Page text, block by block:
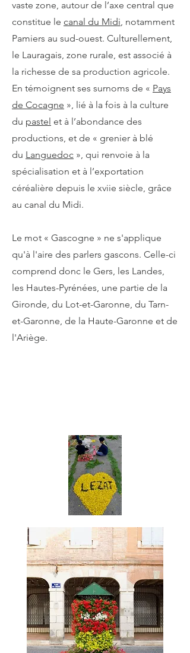
vaste zone, autour de l’axe central que
constitue le canal du Midi, notamment
Pamiers au sud-ouest. Culturellement,
le Lauragais, zone rurale, est associé à
la richesse de sa production agricole.
En témoignent ses surnoms de « Pays
de Cocagne », lié à la fois à la culture
du pastel et à l’abondance des
productions, et de « grenier à blé
du Languedoc », qui renvoie à la
spécialisation et à l’exportation
céréalière depuis le xviie siècle, grâce
au canal du Midi.
Le mot « Gascogne » ne s'applique
qu'à l'aire des parlers gascons. Celle-ci
comprend donc le Gers, les Landes,
les Hautes-Pyrénées, une partie de la
Gironde, du Lot-et-Garonne, du Tarn-
et-Garonne, de la Haute-Garonne et de
l'Ariège.